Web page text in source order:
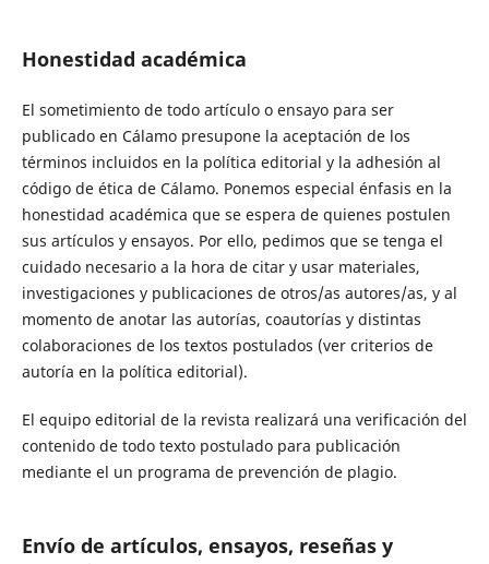
Honestidad académica
El sometimiento de todo artículo o ensayo para ser
publicado en Cálamo presupone la aceptación de los
términos incluidos en la política editorial y la adhesión al
código de ética de Cálamo. Ponemos especial énfasis en la
honestidad académica que se espera de quienes postulen
sus artículos y ensayos. Por ello, pedimos que se tenga el
cuidado necesario a la hora de citar y usar materiales,
investigaciones y publicaciones de otros/as autores/as, y al
momento de anotar las autorías, coautorías y distintas
colaboraciones de los textos postulados (ver criterios de
autoría en la política editorial).
El equipo editorial de la revista realizará una verificación del
contenido de todo texto postulado para publicación
mediante el un programa de prevención de plagio.
Envío de artículos, ensayos, reseñas y